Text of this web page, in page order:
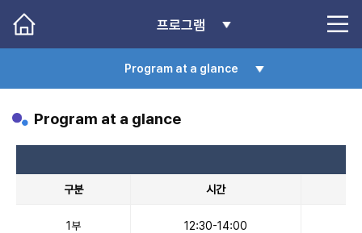
Program at a glance
프로그램
Program at a glance
구분 시간
1부 12:30-14:00